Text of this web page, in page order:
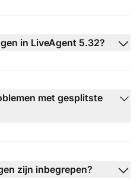
in LiveAgent 5.32?
met gesplitste
zijn inbegrepen?